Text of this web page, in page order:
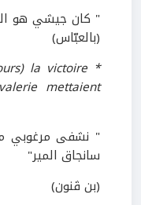
" كان جيشي هو
(بالعبّاس)
la victoire *
mettaient
" نشفى مرغوبي
سانجاق المير"
(بن ڤنون)